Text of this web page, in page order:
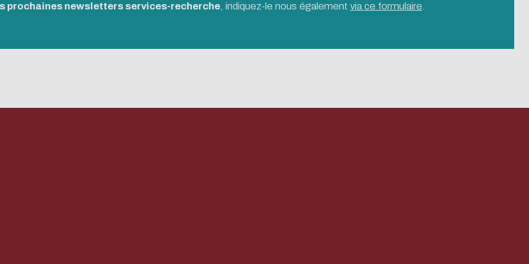
prochaines newsletters services-recherche, indiquez-le nous également via ce formulaire.